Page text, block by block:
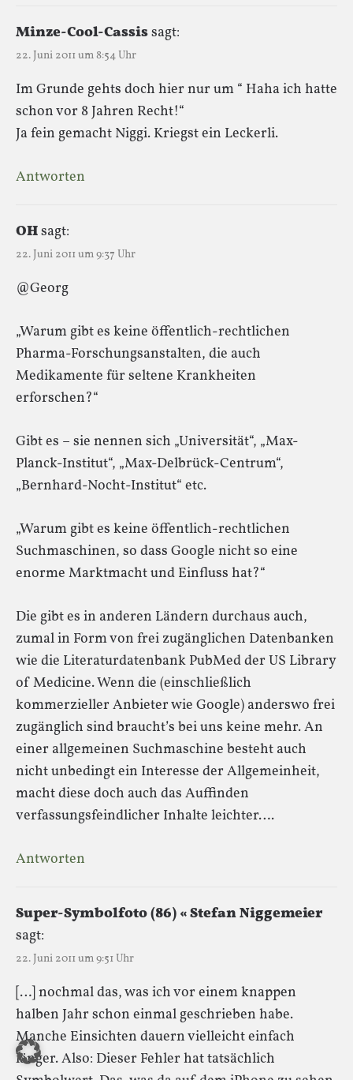
Minze-Cool-Cassissagt:
22. Juni 2011 um 8:54 Uhr
Im Grunde gehts doch hier nur um “ Haha ich hatte
schon vor 8 Jahren Recht!“
Ja fein gemacht Niggi. Kriegst ein Leckerli.
Antworten
OHsagt:
22. Juni 2011 um 9:37 Uhr
@Georg
„Warum gibt es keine öffentlich-rechtlichen
Pharma-Forschungsanstalten, die auch
Medikamente für seltene Krankheiten
erforschen?“
Gibt es – sie nennen sich „Universität“, „Max-
Planck-Institut“, „Max-Delbrück-Centrum“,
„Bernhard-Nocht-Institut“ etc.
„Warum gibt es keine öffentlich-rechtlichen
Suchmaschinen, so dass Google nicht so eine
enorme Marktmacht und Einfluss hat?“
Die gibt es in anderen Ländern durchaus auch,
zumal in Form von frei zugänglichen Datenbanken
wie die Literaturdatenbank PubMed der US Library
of Medicine. Wenn die (einschließlich
kommerzieller Anbieter wie Google) anderswo frei
zugänglich sind braucht’s bei uns keine mehr. An
einer allgemeinen Suchmaschine besteht auch
nicht unbedingt ein Interesse der Allgemeinheit,
macht diese doch auch das Auffinden
verfassungsfeindlicher Inhalte leichter….
Antworten
Super-Symbolfoto (86) « Stefan Niggemeier
sagt:
22. Juni 2011 um 9:51 Uhr
[…] nochmal das, was ich vor einem knappen
halben Jahr schon einmal geschrieben habe.
Manche Einsichten dauern vielleicht einfach
länger. Also: Dieser Fehler hat tatsächlich